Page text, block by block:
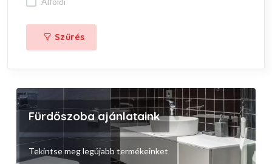
Szűrés
Fürdőszoba ajánlataink
Tekintse meg legújabb termékeinket